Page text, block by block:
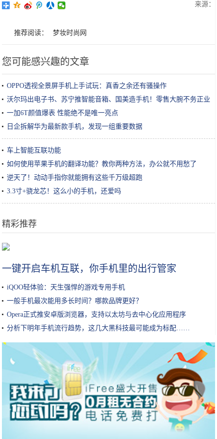
来源：
推荐阅读： 梦妆时尚网
您可能感兴趣的文章
OPPO透视全景屏手机上手试玩：真香之余还有骚操作
沃尔玛出电子书、苏宁推智能音箱、国美造手机！零售大腕不务正业
一加6T颜值爆表 性能绝不是唯一亮点
日企拆解华为最新款手机，发现一组重要数据
车上智能互联功能
如何使用苹果手机的翻译功能？教你两种方法，办公就不用愁了
逆天了！动动手指你就能拥有这些千万级超跑
3.3寸+骁龙芯！这么小的手机，还爱吗
精彩推荐
一键开启车机互联，你手机里的出行管家
iQOO轻体验：天生强悍的游戏专用手机
一般手机最次能用多长时间？哪款品牌更好？
Opera正式推安卓版浏览器，支持以太坊与去中心化应用程序
分析下明年手机流行趋势，这几大黑科技最可能成为标配……